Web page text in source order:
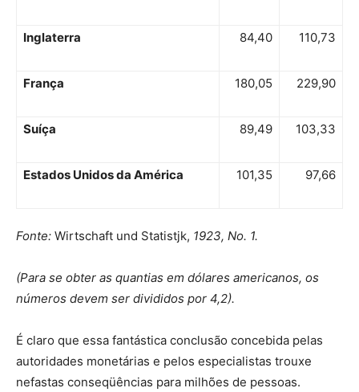
Inglaterra 84,40 110,73
França 180,05 229,90
Suíça 89,49 103,33
Estados Unidos da América 101,35 97,66
Fonte: Wirtschaft und Statistjk, 1923, No. 1.
(Para se obter as quantias em dólares americanos, os
números devem ser divididos por 4,2).
É claro que essa fantástica conclusão concebida pelas
autoridades monetárias e pelos especialistas trouxe
nefastas conseqüências para milhões de pessoas.